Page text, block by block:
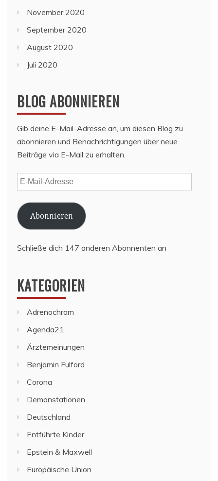
November 2020
September 2020
August 2020
Juli 2020
BLOG ABONNIEREN
Gib deine E-Mail-Adresse an, um diesen Blog zu
abonnieren und Benachrichtigungen über neue
Beiträge via E-Mail zu erhalten.
E-
Mail-
Adresse
Abonnieren
Schließe dich 147 anderen Abonnenten an
KATEGORIEN
Adrenochrom
Agenda21
Ärztemeinungen
Benjamin Fulford
Corona
Demonstationen
Deutschland
Entführte Kinder
Epstein & Maxwell
Europäische Union